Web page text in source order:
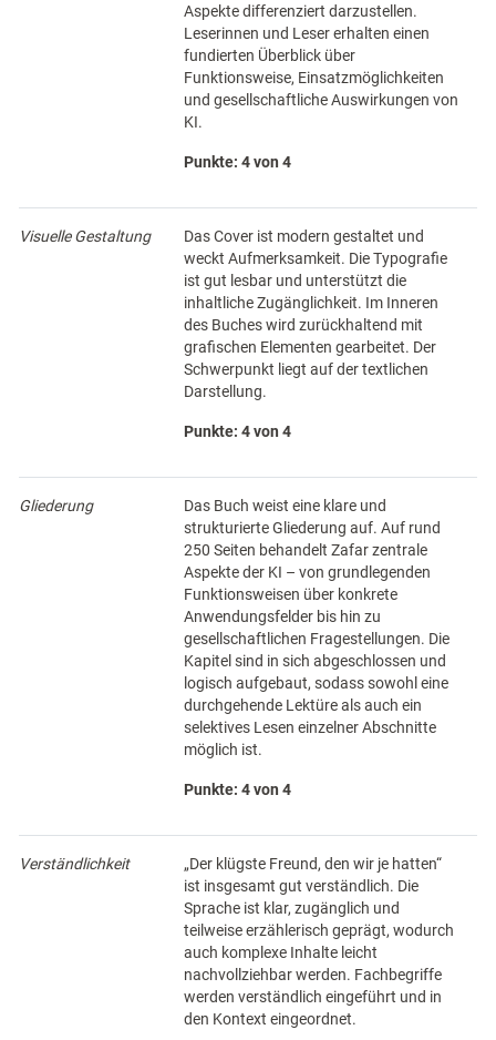
Aspekte differenziert darzustellen.
Leserinnen und Leser erhalten einen
fundierten Überblick über
Funktionsweise, Einsatzmöglichkeiten
und gesellschaftliche Auswirkungen von
KI.
Punkte: 4 von 4
Visuelle Gestaltung
Das Cover ist modern gestaltet und
weckt Aufmerksamkeit. Die Typografie
ist gut lesbar und unterstützt die
inhaltliche Zugänglichkeit. Im Inneren
des Buches wird zurückhaltend mit
grafischen Elementen gearbeitet. Der
Schwerpunkt liegt auf der textlichen
Darstellung.
Punkte: 4 von 4
Gliederung
Das Buch weist eine klare und
strukturierte Gliederung auf. Auf rund
250 Seiten behandelt Zafar zentrale
Aspekte der KI – von grundlegenden
Funktionsweisen über konkrete
Anwendungsfelder bis hin zu
gesellschaftlichen Fragestellungen. Die
Kapitel sind in sich abgeschlossen und
logisch aufgebaut, sodass sowohl eine
durchgehende Lektüre als auch ein
selektives Lesen einzelner Abschnitte
möglich ist.
Punkte: 4 von 4
Verständlichkeit
„Der klügste Freund, den wir je hatten“
ist insgesamt gut verständlich. Die
Sprache ist klar, zugänglich und
teilweise erzählerisch geprägt, wodurch
auch komplexe Inhalte leicht
nachvollziehbar werden. Fachbegriffe
werden verständlich eingeführt und in
den Kontext eingeordnet.